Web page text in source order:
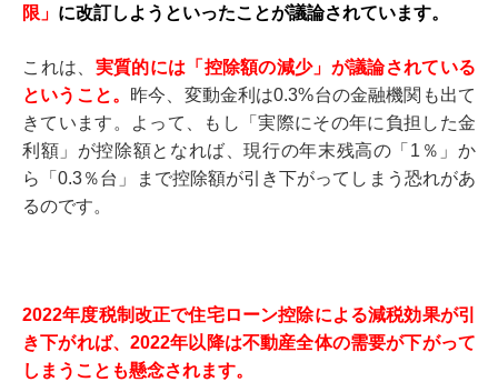
限」 に改訂しようといったことが議論されています。
これは、 実質的には「控除額の減少」が議論されている
ということ。 昨今、変動金利は0.3%台の金融機関も出て
きています。よって、もし「実際にその年に負担した金
利額」が控除額となれば、現行の年末残高の「1％」か
ら「0.3％台」まで控除額が引き下がってしまう恐れがあ
るのです。
2022年度税制改正で住宅ローン控除による減税効果が引
き下がれば、2022年以降は不動産全体の需要が下がって
しまうことも懸念されます。